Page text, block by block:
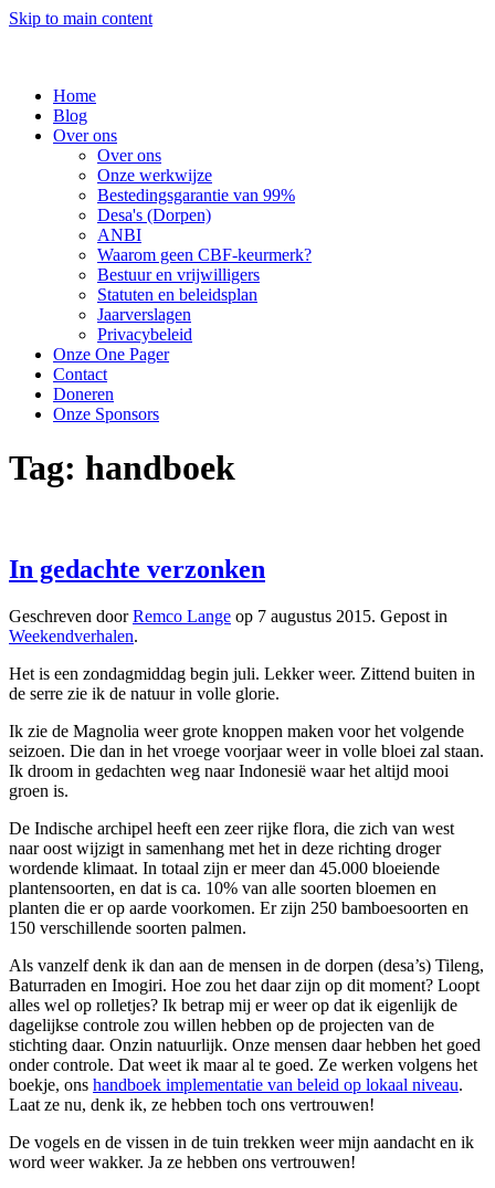
Skip to main content
Home
Blog
Over ons
Over ons
Onze werkwijze
Bestedingsgarantie van 99%
Desa's (Dorpen)
ANBI
Waarom geen CBF-keurmerk?
Bestuur en vrijwilligers
Statuten en beleidsplan
Jaarverslagen
Privacybeleid
Onze One Pager
Contact
Doneren
Onze Sponsors
Tag: handboek
In gedachte verzonken
Geschreven doorRemco Lange op 7 augustus 2015. Gepost in
Weekendverhalen.
Het is een zondagmiddag begin juli. Lekker weer. Zittend buiten in
de serre zie ik de natuur in volle glorie.
Ik zie de Magnolia weer grote knoppen maken voor het volgende
seizoen. Die dan in het vroege voorjaar weer in volle bloei zal staan.
Ik droom in gedachten weg naar Indonesië waar het altijd mooi
groen is.
De Indische archipel heeft een zeer rijke flora, die zich van west
naar oost wijzigt in samenhang met het in deze richting droger
wordende klimaat. In totaal zijn er meer dan 45.000 bloeiende
plantensoorten, en dat is ca. 10% van alle soorten bloemen en
planten die er op aarde voorkomen. Er zijn 250 bamboesoorten en
150 verschillende soorten palmen.
Als vanzelf denk ik dan aan de mensen in de dorpen (desa’s) Tileng,
Baturraden en Imogiri. Hoe zou het daar zijn op dit moment? Loopt
alles wel op rolletjes? Ik betrap mij er weer op dat ik eigenlijk de
dagelijkse controle zou willen hebben op de projecten van de
stichting daar. Onzin natuurlijk. Onze mensen daar hebben het goed
onder controle. Dat weet ik maar al te goed. Ze werken volgens het
boekje, ons handboek implementatie van beleid op lokaal niveau.
Laat ze nu, denk ik, ze hebben toch ons vertrouwen!
De vogels en de vissen in de tuin trekken weer mijn aandacht en ik
word weer wakker. Ja ze hebben ons vertrouwen!